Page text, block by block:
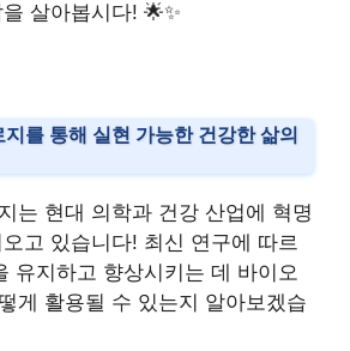
살아봅시다! 🌟✨
를 통해 실현 가능한 건강한 삶의
는 현대 의학과 건강 산업에 혁명
고 있습니다! 최신 연구에 따르
유지하고 향상시키는 데 바이오
게 활용될 수 있는지 알아보겠습